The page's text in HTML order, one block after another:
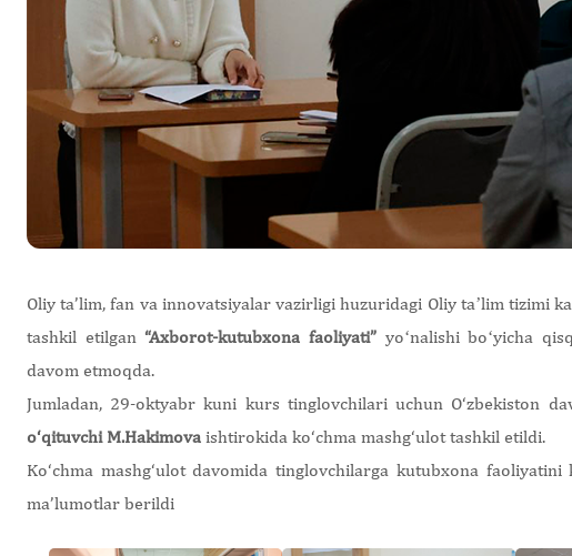
Oliy ta’lim, fan va innovatsiyalar vazirligi huzuridagi Oliy taʼlim
tashkil etilgan “Axborot-kutubxona faoliyati” yoʻnalishi boʻyicha
davom etmoqda.
Jumladan, 29-oktyabr kuni kurs tinglovchilari uchun О‘zbekiston
о‘qituvchi M.Hakimova ishtirokida ko‘chma mashg‘ulot tashkil etildi.
Ko‘chma mashg‘ulot davomida tinglovchilarga kutubxona
ma’lumotlar berildi